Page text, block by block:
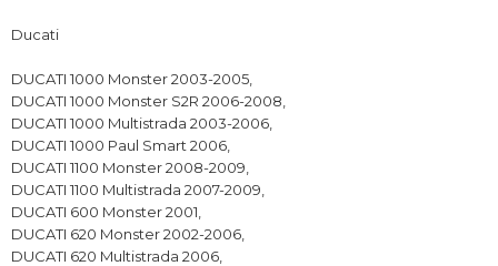
Ducati
DUCATI 1000 Monster 2003-2005,
DUCATI 1000 Monster S2R 2006-2008,
DUCATI 1000 Multistrada 2003-2006,
DUCATI 1000 Paul Smart 2006,
DUCATI 1100 Monster 2008-2009,
DUCATI 1100 Multistrada 2007-2009,
DUCATI 600 Monster 2001,
DUCATI 620 Monster 2002-2006,
DUCATI 620 Multistrada 2006,